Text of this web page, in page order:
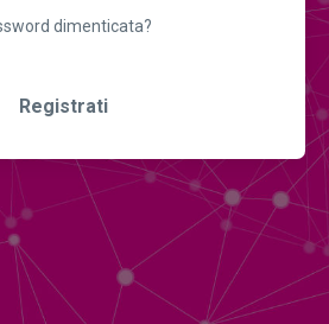
dimenticata?
Registrati